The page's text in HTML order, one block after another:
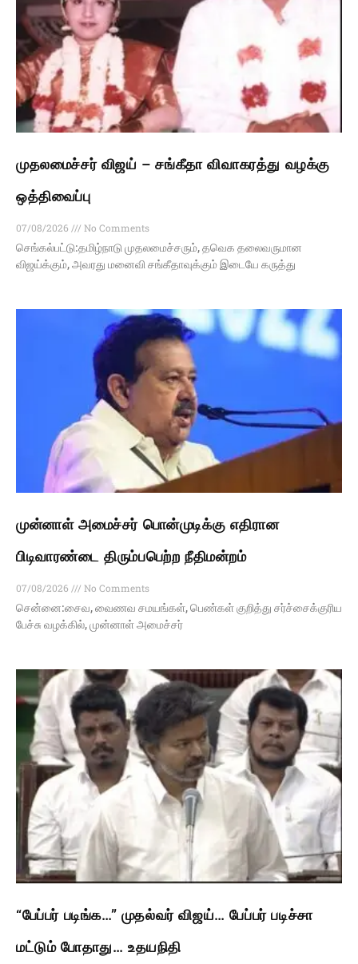
முதலமைச்சர் விஜய் – சங்கீதா விவாகரத்து வழக்கு
ஒத்திவைப்பு
07/08/2026
No Comments
செங்கல்பட்டு:தமிழ்நாடு முதலமைச்சரும், தவெக தலைவருமான
விஜய்க்கும், அவரது மனைவி சங்கீதாவுக்கும் இடையே கருத்து
முன்னாள் அமைச்சர் பொன்முடிக்கு எதிரான
பிடிவாரண்டை திரும்பபெற்ற நீதிமன்றம்
07/08/2026
No Comments
சென்னை:சைவ, வைணவ சமயங்கள், பெண்கள் குறித்து சர்ச்சைக்குரிய
பேச்சு வழக்கில், முன்னாள் அமைச்சர்
“பேப்பர் படிங்க…” முதல்வர் விஜய்… பேப்பர் படிச்சா
மட்டும் போதாது… உதயநிதி